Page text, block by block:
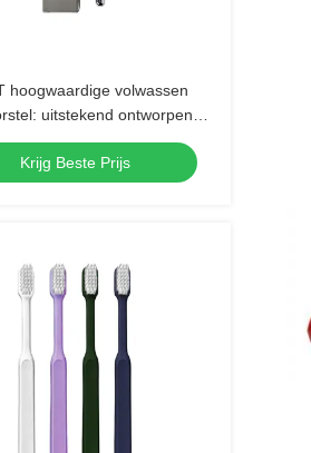
hoogwaardige volwassen
uitstekend ontworpen
uitstekende mondhygiëne,
dagelijks gebruik
Krijg Beste Prijs